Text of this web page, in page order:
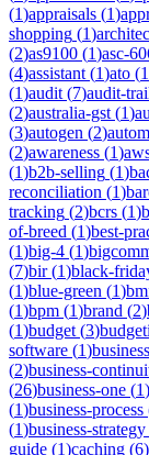
(1)appraisals (1)
shopping (1)
(2)as9100 (1)asc-
(4)assistant (1)ato (1
(1)audit (7)audit-
(2)australia-gst (1)
(3)autogen (2)
(2)awareness (1)
(1)b2b-selling (1)
reconciliation (1)
tracking (2)bcrs (1)
of-breed (1)best-
(1)big-4 (1)
(7)bir(1)black-
(1)blue-green (1)
(1)bpm (1)brand (2)
(1)budget (3)
software (1)
(2)business-
(26)business-one (1)
(1)business-process
(1)business-strategy
guide (1)caching (6)